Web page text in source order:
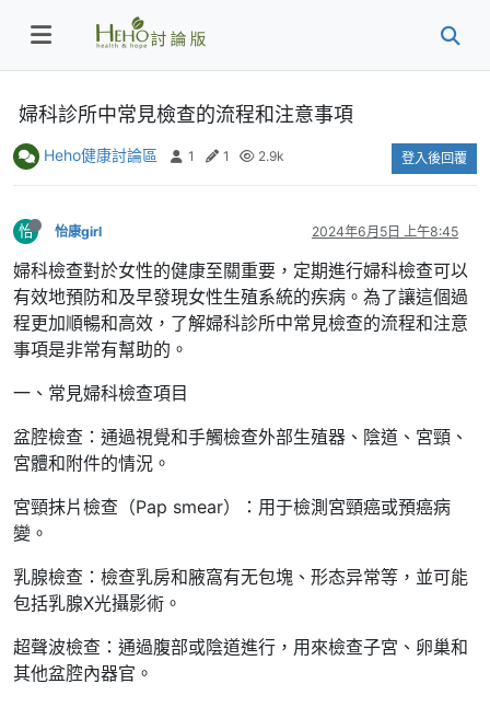
婦科診所中常見檢查的流程和注意事項
Heho健康討論區 1 1 2.9k 登入後回覆
怡 怡康girl 2024年6月5日 上午8:45
婦科檢查對於女性的健康至關重要，定期進行婦科檢查可以
有效地預防和及早發現女性生殖系統的疾病。為了讓這個過
程更加順暢和高效，了解婦科診所中常見檢查的流程和注意
事項是非常有幫助的。
一、常見婦科檢查項目
盆腔檢查：通過視覺和手觸檢查外部生殖器、陰道、宮頸、
宮體和附件的情況。
宮頸抹片檢查（Pap smear）：用于檢測宮頸癌或預癌病
變。
乳腺檢查：檢查乳房和腋窩有无包塊、形态异常等，並可能
包括乳腺X光攝影術。
超聲波檢查：通過腹部或陰道進行，用來檢查子宮、卵巢和
其他盆腔內器官。